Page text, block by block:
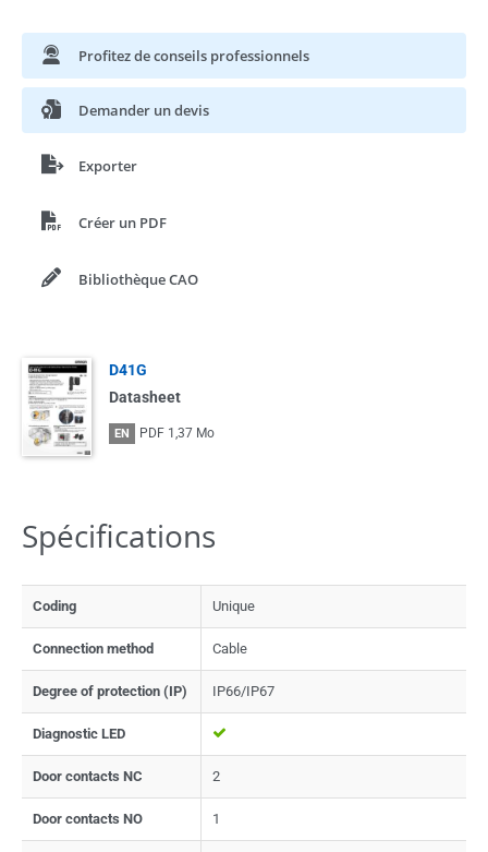
Profitez de conseils professionnels
Demander un devis
Exporter
Créer un PDF
Bibliothèque CAO
D41G
Datasheet
EN PDF 1,37 Mo
Spécifications
Coding Unique
Connection method Cable
Degree of protection (IP) IP66/IP67
Diagnostic LED
Door contacts NC 2
Door contacts NO 1